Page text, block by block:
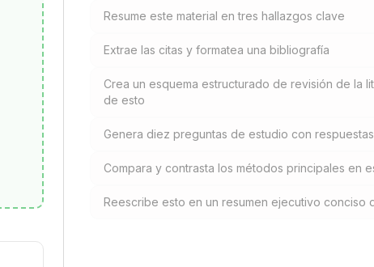
Resume este material en tres hallazgos clave
Extrae las citas y formatea una bibliografía
Crea un esquema estructurado de revisión de la
de esto
Genera diez preguntas de estudio con
Compara y contrasta los métodos principales en
Reescribe esto en un resumen ejecutivo conciso